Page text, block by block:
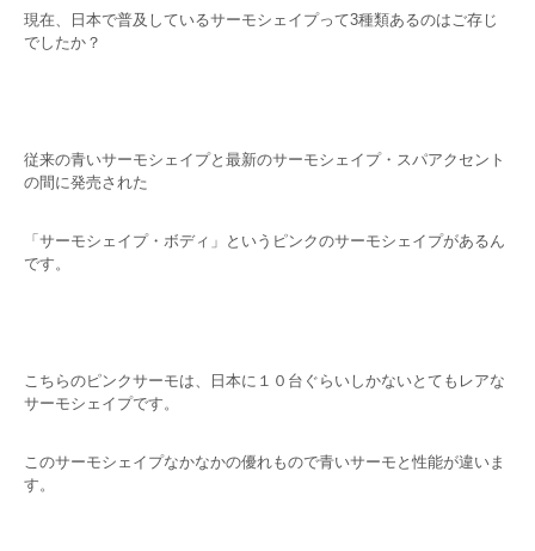
現在、日本で普及しているサーモシェイプって3種類あるのはご存じ
でしたか？
従来の青いサーモシェイプと最新のサーモシェイプ・スパアクセント
の間に発売された
「サーモシェイプ・ボディ」というピンクのサーモシェイプがあるん
です。
こちらのピンクサーモは、日本に１０台ぐらいしかないとてもレアな
サーモシェイプです。
このサーモシェイプなかなかの優れもので青いサーモと性能が違いま
す。